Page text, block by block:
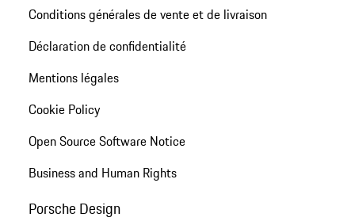
Conditions générales de vente et de livraison
Déclaration de confidentialité
Mentions légales
Cookie Policy
Open Source Software Notice
Business and Human Rights
Porsche Design